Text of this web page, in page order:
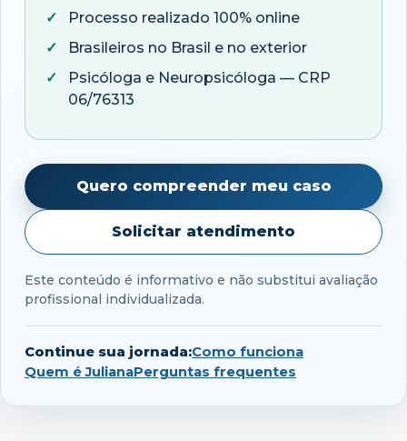
Processo realizado 100% online
Brasileiros no Brasil e no exterior
Psicóloga e Neuropsicóloga — CRP
06/76313
Quero compreender meu caso
Solicitar atendimento
Este conteúdo é informativo e não substitui avaliação
profissional individualizada.
Continue sua jornada:Como funciona
Quem é JulianaPerguntas frequentes